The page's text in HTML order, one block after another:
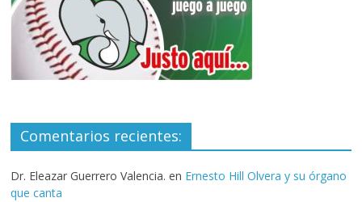
Comentarios recientes:
Dr. Eleazar Guerrero Valencia. en Ernesto Hill Olvera y su órgano
que canta